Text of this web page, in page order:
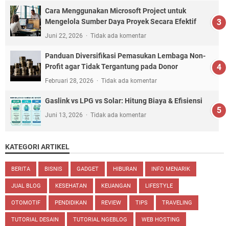
Cara Menggunakan Microsoft Project untuk
Mengelola Sumber Daya Proyek Secara Efektif
Juni 22, 2026 Tidak ada komentar
Panduan Diversifikasi Pemasukan Lembaga Non-
Profit agar Tidak Tergantung pada Donor
Februari 28, 2026 Tidak ada komentar
Gaslink vs LPG vs Solar: Hitung Biaya & Efisiensi
Juni 13, 2026 Tidak ada komentar
KATEGORI ARTIKEL
BERITA BISNIS GADGET HIBURAN INFO MENARIK
JUAL BLOG KESEHATAN KEUANGAN LIFESTYLE
OTOMOTIF PENDIDIKAN REVIEW TIPS TRAVELING
TUTORIAL DESAIN TUTORIAL NGEBLOG WEB HOSTING